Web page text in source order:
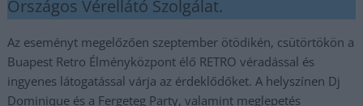
Országos Vérellátó Szolgálat.
Az eseményt megelőzően szeptember ötödikén, csütörtökön a
Buapest Retro Élményközpont élő RETRO véradással és
ingyenes látogatással várja az érdeklődőket. A helyszínen Dj
Dominique és a Fergeteg Party, valamint meglepetés